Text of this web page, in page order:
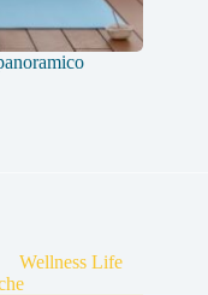
Wellness Life